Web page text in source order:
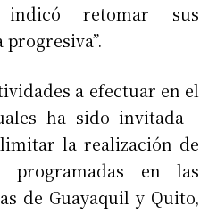
indicó retomar sus
a efectuar en el
ha sido invitada -
limitar la realización de
en las
de Guayaquil y Quito,